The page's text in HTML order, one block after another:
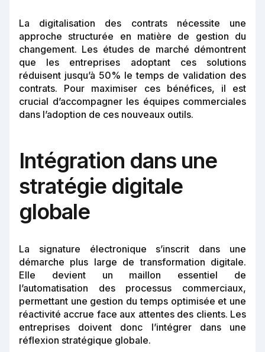
La digitalisation des contrats nécessite une
approche structurée en matière de gestion du
changement. Les études de marché démontrent
que les entreprises adoptant ces solutions
réduisent jusqu’à 50% le temps de validation des
contrats. Pour maximiser ces bénéfices, il est
crucial d’accompagner les équipes commerciales
dans l’adoption de ces nouveaux outils.
Intégration dans une
stratégie digitale
globale
La signature électronique s’inscrit dans une
démarche plus large de transformation digitale.
Elle devient un maillon essentiel de
l’automatisation des processus commerciaux,
permettant une gestion du temps optimisée et une
réactivité accrue face aux attentes des clients. Les
entreprises doivent donc l’intégrer dans une
réflexion stratégique globale.